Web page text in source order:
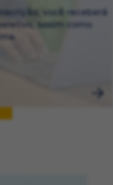
você receberá
assim como